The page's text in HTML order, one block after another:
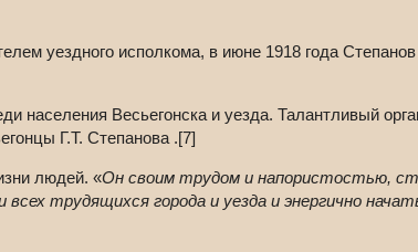
уездного исполкома, в июне 1918 года
населения Весьегонска и уезда. Талантливый
Г.Т. Степанова .[7]
людей. «Он своим трудом и напористостью,
трудящихся города и уезда и энергично